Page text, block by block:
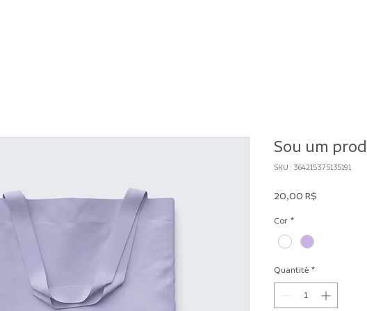
Sou um
SKU : 364215375135191
20,00 R$
Cor *
Quantité *